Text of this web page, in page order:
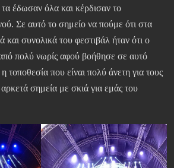
έδωσαν όλα και κέρδισαν το
Σε αυτό το σημείο να πούμε ότι στα
και συνολικά του φεστιβάλ ήταν ότι ο
πολύ νωρίς αφού βοήθησε σε αυτό
τοποθεσία που είναι πολύ άνετη για τους
σημεία με σκιά για εμάς του